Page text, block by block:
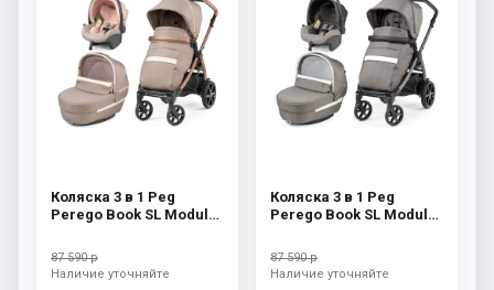
Коляска 3 в 1 Peg
Perego Book SL Modular
87 590 р
Наличие уточняйте
Коляска 3 в 1 Peg
Perego Book SL Modular
87 590 р
Наличие уточняйте